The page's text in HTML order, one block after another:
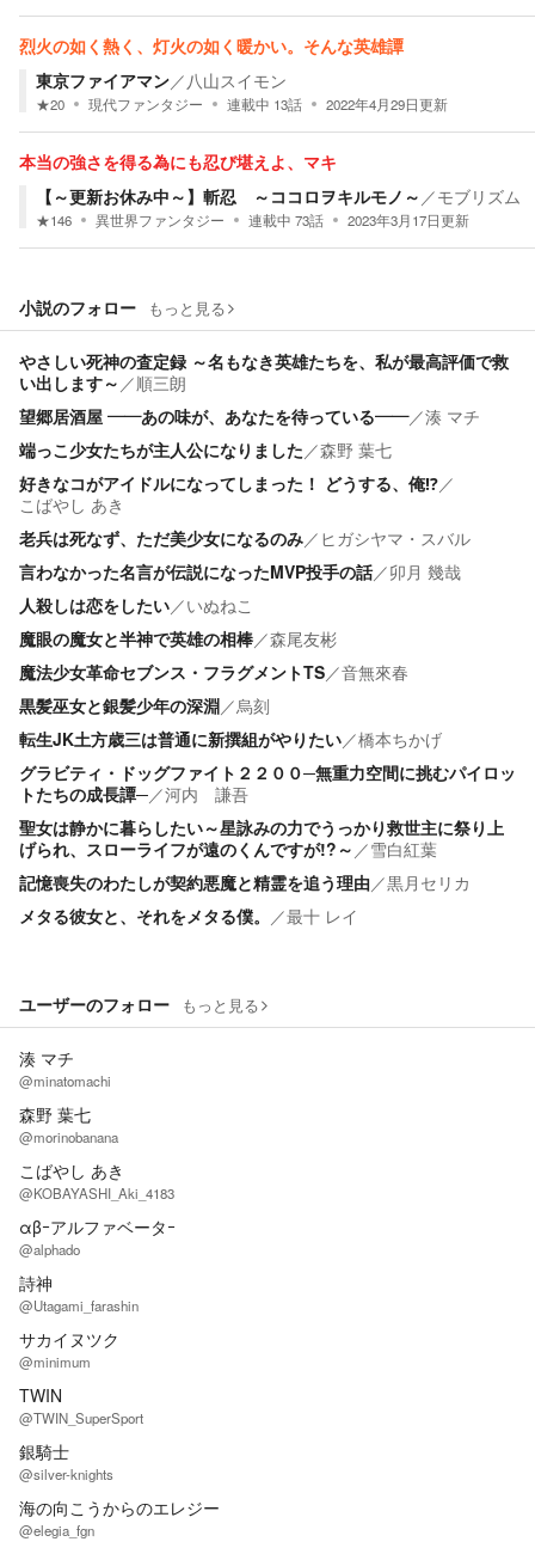
烈火の如く熱く、灯火の如く暖かい。そんな英雄譚
東京ファイアマン／ 八山スイモン
★20 現代ファンタジー 連載中 13話 2022年4月29日更新
本当の強さを得る為にも忍び堪えよ、マキ
【～更新お休み中～】斬忍 ～ココロヲキルモノ～ ／モブリズム
★146 異世界ファンタジー 連載中 73話 2023年3月17日更新
小説のフォロー もっと見る
やさしい死神の査定録 ～名もなき英雄たちを、私が最高評価で救
い出します～ ／順三朗
望郷居酒屋 ――あの味が、あなたを待っている――／湊 マチ
端っこ少女たちが主人公になりました／森野 葉七
好きなコがアイドルになってしまった！ どうする、俺⁉／
こばやし あき
老兵は死なず、ただ美少女になるのみ／ ヒガシヤマ・スバル
言わなかった名言が伝説になったMVP投手の話／卯月 幾哉
人殺しは恋をしたい／いぬねこ
魔眼の魔女と半神で英雄の相棒／森尾友彬
魔法少女革命セブンス・フラグメントTS／音無來春
黒髪巫女と銀髪少年の深淵／烏刻
転生JK土方歳三は普通に新撰組がやりたい／橋本ちかげ
グラビティ・ドッグファイト２２００─無重力空間に挑むパイロッ
トたちの成長譚─／河内 謙吾
聖女は静かに暮らしたい～星詠みの力でうっかり救世主に祭り上
げられ、スローライフが遠のくんですが!?～ ／雪白紅葉
記憶喪失のわたしが契約悪魔と精霊を追う理由／黒月セリカ
メタる彼女と、それをメタる僕。 ／最十 レイ
ユーザーのフォロー もっと見る
湊 マチ
@minatomachi
森野 葉七
@morinobanana
こばやし あき
@KOBAYASHI_Aki_4183
αβｰアルファベータｰ
@alphado
詩神
@Utagami_farashin
サカイヌツク
@minimum
TWIN
@TWIN_SuperSport
銀騎士
@silver-knights
海の向こうからのエレジー
@elegia_fgn